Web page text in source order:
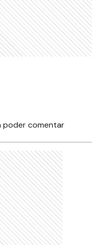
poder comentar